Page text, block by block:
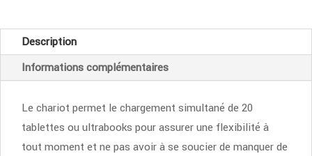
20
tablettesDescription
Informations complémentaires
Le chariot permet le chargement simultané de 20
tablettes ou ultrabooks pour assurer une flexibilité à
tout moment et ne pas avoir à se soucier de manquer de